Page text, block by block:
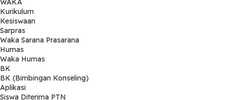
WAKA
Kurikulum
Kesiswaan
Sarpras
Waka Sarana Prasarana
Humas
Waka Humas
BK
BK (Bimbingan Konseling)
Aplikasi
Siswa Diterima PTN